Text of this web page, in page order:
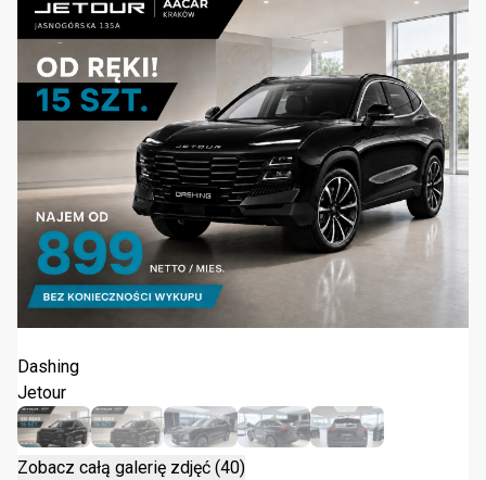
Jetour Dashing 1.6T DCT 2025
Dashing
Jetour
Zobacz całą galerię zdjęć (40)